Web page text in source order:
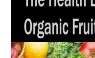
n
t
s